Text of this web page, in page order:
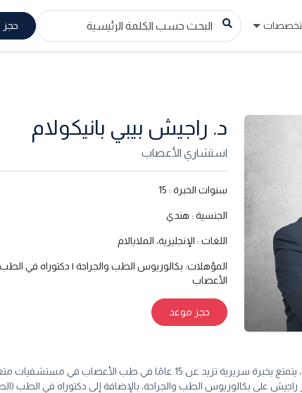
حجز
د. راجيش بيبي بانيكولام
استشاري الأعصاب
سنوات الخبرة : 15
الجنسية : هندي
اللغات : الإنجليزية، الملايالام
المؤهلات: بكالوريوس الطب والجراحة | دكتوراه في
الأعصاب
حجز موعد
راجيش بيبي بانيكولام استشاري أعصاب، يتمتع بخبرة سريرية
راجيش على بكالوريوس الطب والجراحة، بالإضافة إلى دكتوراه في